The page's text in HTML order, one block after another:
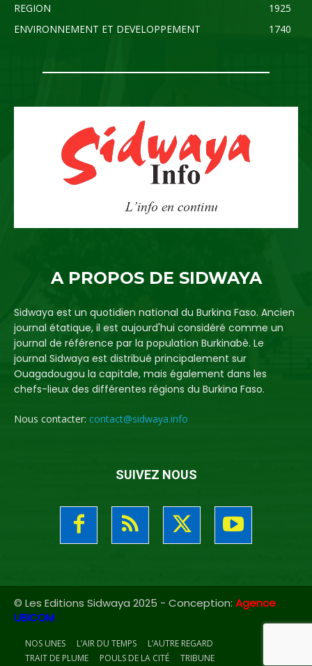
REGION
1925
ENVIRONNEMENT ET DEVELOPPEMENT
1740
A PROPOS DE SIDWAYA
Sidwaya est un quotidien national du Burkina Faso. Ancien
journal étatique, il est aujourd'hui considéré comme un
journal de référence par la population Burkinabè. Le
journal Sidwaya est distribué principalement sur
Ouagadougou la capitale, mais également dans les
chefs-lieux des différentes régions du Burkina Faso.
Nous contacter: contact@sidwaya.info
SUIVEZ NOUS
© Les Editions Sidwaya 2025 - Conception: Agence
UBICOM
NOS UNES L’AIR DU TEMPS
L’AUTRE REGARD
TRAIT DE PLUME
POULS DE LA CITÉ TRIBUNE